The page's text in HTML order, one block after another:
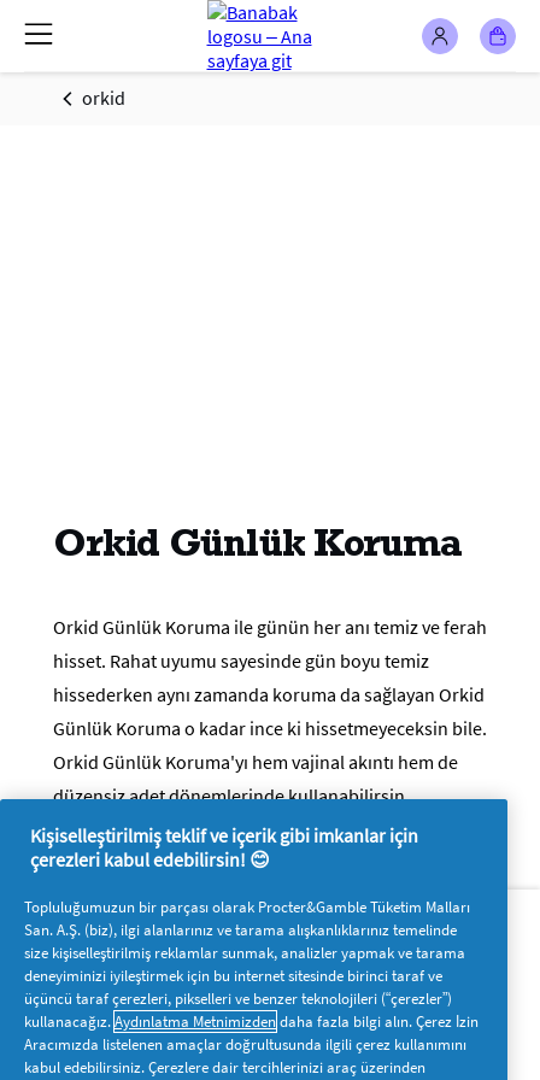
orkid
Orkid Günlük Koruma
Orkid Günlük Koruma ile günün her anı temiz ve ferah
hisset. Rahat uyumu sayesinde gün boyu temiz
hissederken aynı zamanda koruma da sağlayan Orkid
Günlük Koruma o kadar ince ki hissetmeyeceksin bile.
Orkid Günlük Koruma'yı hem vajinal akıntı hem de
düzensiz adet dönemlerinde kullanabilirsin.
Hakkımızda
P&G'ye ulaşın
Pg.com.tr’yi ziyaret edin
Bizi takip edin
Kişiselleştirilmiş teklif ve içerik gibi imkanlar için
çerezleri kabul edebilirsin! 😊
Topluluğumuzun bir parçası olarak Procter&Gamble Tüketim Malları
San. A.Ş. (biz), ilgi alanlarınız ve tarama alışkanlıklarınız temelinde
size kişiselleştirilmiş reklamlar sunmak, analizler yapmak ve tarama
deneyiminizi iyileştirmek için bu internet sitesinde birinci taraf ve
üçüncü taraf çerezleri, pikselleri ve benzer teknolojileri (“çerezler”)
kullanacağız.Aydınlatma Metnimizdendaha fazla bilgi alın. Çerez İzin
Aracımızda listelenen amaçlar doğrultusunda ilgili çerez kullanımını
kabul edebilirsiniz. Çerezlere dair tercihlerinizi araç üzerinden